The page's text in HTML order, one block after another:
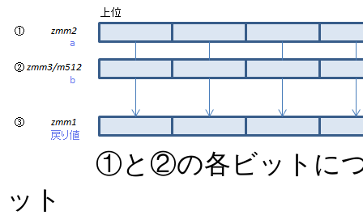
①と②の各ビットに
ット